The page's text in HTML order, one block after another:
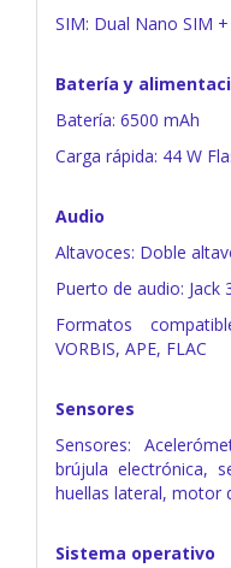
SIM: Dual Nano SIM
Batería y
Batería: 6500 mAh
Carga rápida: 44 W
Audio
Altavoces: Doble
Puerto de audio: Jack
Formatos
VORBIS, APE, FLAC
Sensores
Sensores:
brújula electrónica,
huellas lateral, motor
Sistema operativo